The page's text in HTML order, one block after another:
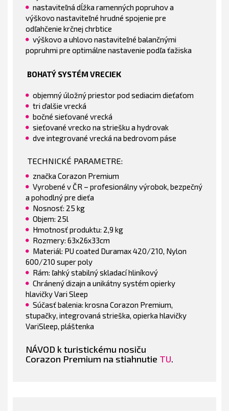
nastaviteľná dĺžka ramenných popruhov a
výškovo nastaviteľné hrudné spojenie pre
odľahčenie krčnej chrbtice
výškovo a uhlovo nastaviteľné balančnými
popruhmi pre optimálne nastavenie podľa ťažiska
BOHATÝ SYSTÉM VRECIEK
objemný úložný priestor pod sediacim dieťaťom
tri ďalšie vrecká
bočné sieťované vrecká
sieťované vrecko na striešku a hydrovak
dve integrované vrecká na bedrovom páse
TECHNICKÉ PARAMETRE:
značka Corazon Premium
Vyrobené v ČR – profesionálny výrobok, bezpečný
a pohodlný pre dieťa
Nosnosť: 25 kg
Objem: 25l
Hmotnosť produktu: 2,9 kg
Rozmery: 63x26x33cm
Materiál: PU coated Duramax 420/210, Nylon
600/210 super poly
Rám: ľahký stabilný skladací hliníkový
Chránený dizajn a unikátny systém opierky
hlavičky Vari Sleep
Súčasť balenia: krosna Corazon Premium,
stupačky, integrovaná strieška, opierka hlavičky
VariSleep, pláštenka
NÁVOD k turistickému nosiču
Corazon Premium na stiahnutie TU.